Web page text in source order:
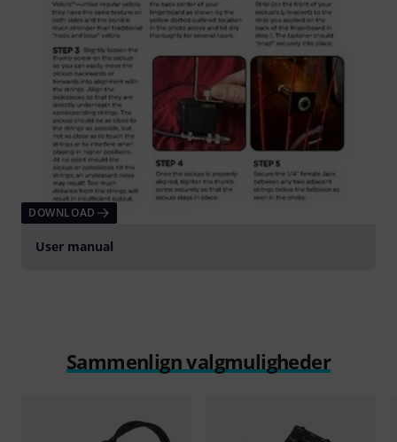
DOWNLOAD
User manual
Sammenlign valgmuligheder